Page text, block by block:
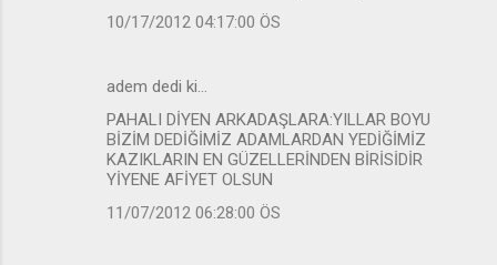
10/17/2012 04:17:00 ÖS
adem dedi ki…
PAHALI DİYEN ARKADAŞLARA:YILLAR BOYU
BİZİM DEDİĞİMİZ ADAMLARDAN YEDİĞİMİZ
KAZIKLARIN EN GÜZELLERİNDEN BİRİSİDİR
YİYENE AFİYET OLSUN
11/07/2012 06:28:00 ÖS